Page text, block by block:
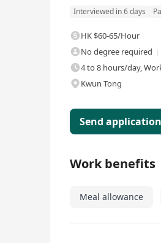
Interviewed in 6 days
HK $60-65/Hour
No degree required
4 to 8 hours/day,
Kwun Tong
Send
Work benefits
Meal allowance